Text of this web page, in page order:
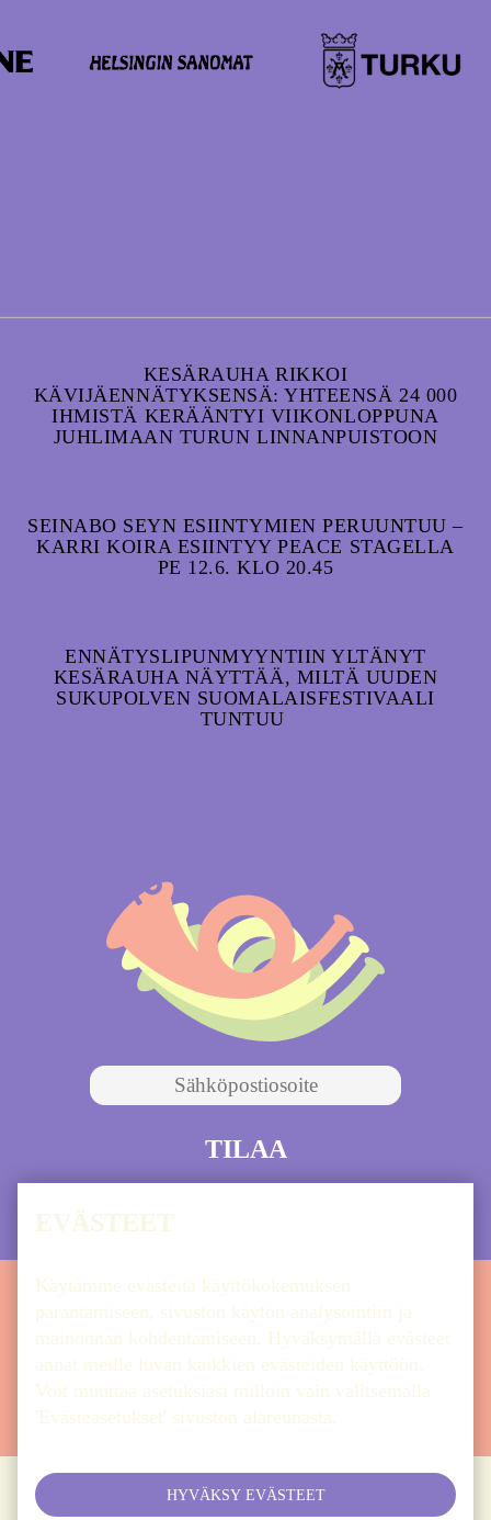
KESÄRAUHA RIKKOI
KÄVIJÄENNÄTYKSENSÄ: YHTEENSÄ 24 000
IHMISTÄ KERÄÄNTYI VIIKONLOPPUNA
JUHLIMAAN TURUN LINNANPUISTOON
SEINABO SEYN ESIINTYMIEN PERUUNTUU –
KARRI KOIRA ESIINTYY PEACE STAGELLA
PE 12.6. KLO 20.45
ENNÄTYSLIPUNMYYNTIIN YLTÄNYT
KESÄRAUHA NÄYTTÄÄ, MILTÄ UUDEN
SUKUPOLVEN SUOMALAISFESTIVAALI
TUNTUU
ETUSIVU ARTISTIT OHJELMA
LIPUT
UUTISET
INFO
SYÖ & JUO
NÄE & KOE
AIKATAULU
EVÄSTEET
Käytämme evästeitä käyttökokemuksen
parantamiseen, sivuston käytön analysointiin ja
mainonnan kohdentamiseen. Hyväksymällä evästeet
annat meille luvan kaikkien evästeiden käyttöön.
Voit muuttaa asetuksiasi milloin vain valitsemalla
'Evästeasetukset' sivuston alareunasta.
HYVÄKSY EVÄSTEET